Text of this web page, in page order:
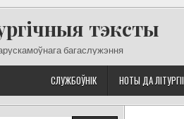
тэксты
багаслужэння
СЛУЖБОЎНІК НОТЫ ДА ЛІТУРГІІ